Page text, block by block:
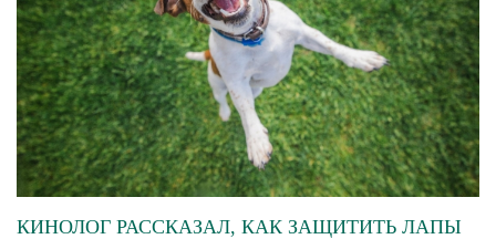
КИНОЛОГ РАССКАЗАЛ, КАК ЗАЩИТИТЬ ЛАПЫ